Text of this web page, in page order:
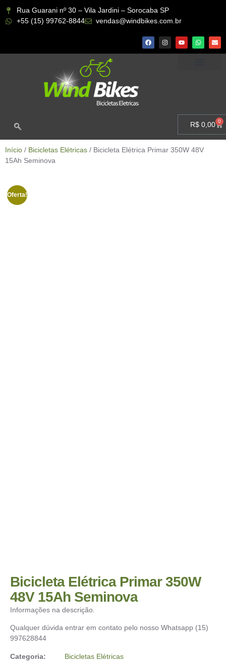
Rua Guarani nº 30 – Vila Jardini – Sorocaba SP
+55 (15) 99762-8844
vendas@windbikes.com.br
R$ 0,00 0
Início / Bicicletas Elétricas / Bicicleta Elétrica Primar 350W 48V
15Ah Seminova
Oferta!
Bicicleta Elétrica Primar 350W
48V 15Ah Seminova
Informações na descrição.
Qualquer dúvida entrar em contato pelo nosso Whatsapp (15)
997628844
Categoria: Bicicletas Elétricas